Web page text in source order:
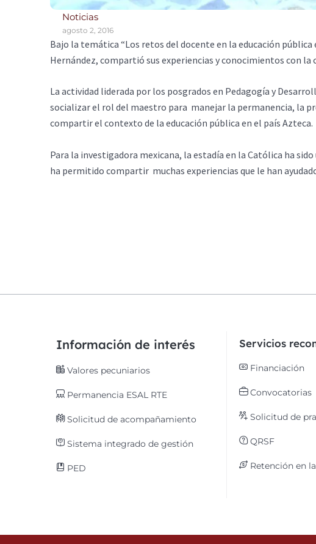
Noticias
agosto 2, 2016
Bajo la temática “Los retos del docente en la educación
Hernández, compartió sus experiencias y conocimientos con la
La actividad liderada por los posgrados en Pedagogía y
socializar el rol del maestro para manejar la permanencia, la
compartir el contexto de la educación pública en el país Azteca.
Para la investigadora mexicana, la estadía en la Católica ha
ha permitido compartir muchas experiencias que le han
Información de interés
Valores pecuniarios
Permanencia ESAL RTE
Solicitud de acompañamiento
Sistema integrado de gestión
PED
Servicios
Financiación
Convocatorias
Solicitud de
QRSF
Retención en